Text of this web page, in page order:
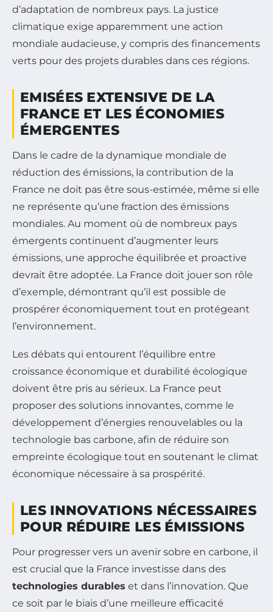
d’adaptation de nombreux pays. La justice
climatique exige apparemment une action
mondiale audacieuse, y compris des financements
verts pour des projets durables dans ces régions.
EMISÉES EXTENSIVE DE LA
FRANCE ET LES ÉCONOMIES
ÉMERGENTES
Dans le cadre de la dynamique mondiale de
réduction des émissions, la contribution de la
France ne doit pas être sous-estimée, même si elle
ne représente qu’une fraction des émissions
mondiales. Au moment où de nombreux pays
émergents continuent d’augmenter leurs
émissions, une approche équilibrée et proactive
devrait être adoptée. La France doit jouer son rôle
d’exemple, démontrant qu’il est possible de
prospérer économiquement tout en protégeant
l’environnement.
Les débats qui entourent l’équilibre entre
croissance économique et durabilité écologique
doivent être pris au sérieux. La France peut
proposer des solutions innovantes, comme le
développement d’énergies renouvelables ou la
technologie bas carbone, afin de réduire son
empreinte écologique tout en soutenant le climat
économique nécessaire à sa prospérité.
LES INNOVATIONS NÉCESSAIRES
POUR RÉDUIRE LES ÉMISSIONS
Pour progresser vers un avenir sobre en carbone, il
est crucial que la France investisse dans des
technologies durables et dans l’innovation. Que
ce soit par le biais d’une meilleure efficacité